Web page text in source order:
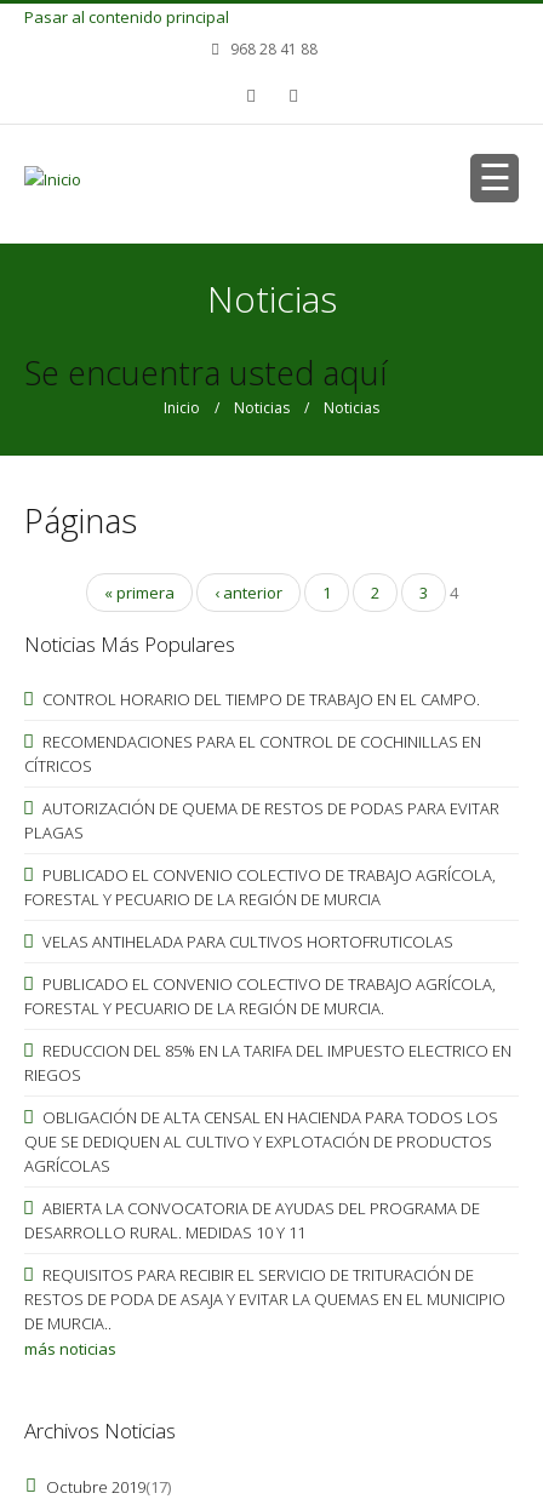
Pasar al contenido principal
968 28 41 88
Noticias
Se encuentra usted aquí
Inicio / Noticias / Noticias
Páginas
« primera ‹ anterior 1 2 3 4
Noticias Más Populares
CONTROL HORARIO DEL TIEMPO DE TRABAJO EN EL CAMPO.
RECOMENDACIONES PARA EL CONTROL DE COCHINILLAS EN
CÍTRICOS
AUTORIZACIÓN DE QUEMA DE RESTOS DE PODAS PARA EVITAR
PLAGAS
PUBLICADO EL CONVENIO COLECTIVO DE TRABAJO AGRÍCOLA,
FORESTAL Y PECUARIO DE LA REGIÓN DE MURCIA
VELAS ANTIHELADA PARA CULTIVOS HORTOFRUTICOLAS
PUBLICADO EL CONVENIO COLECTIVO DE TRABAJO AGRÍCOLA,
FORESTAL Y PECUARIO DE LA REGIÓN DE MURCIA.
REDUCCION DEL 85% EN LA TARIFA DEL IMPUESTO ELECTRICO EN
RIEGOS
OBLIGACIÓN DE ALTA CENSAL EN HACIENDA PARA TODOS LOS
QUE SE DEDIQUEN AL CULTIVO Y EXPLOTACIÓN DE PRODUCTOS
AGRÍCOLAS
ABIERTA LA CONVOCATORIA DE AYUDAS DEL PROGRAMA DE
DESARROLLO RURAL. MEDIDAS 10 Y 11
REQUISITOS PARA RECIBIR EL SERVICIO DE TRITURACIÓN DE
RESTOS DE PODA DE ASAJA Y EVITAR LA QUEMAS EN EL MUNICIPIO
DE MURCIA..
más noticias
Archivos Noticias
Octubre 2019(17)